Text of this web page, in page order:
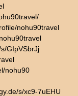
nohu90travel
GIpVSbrJj
nohu90
s/xc9-7uEHU